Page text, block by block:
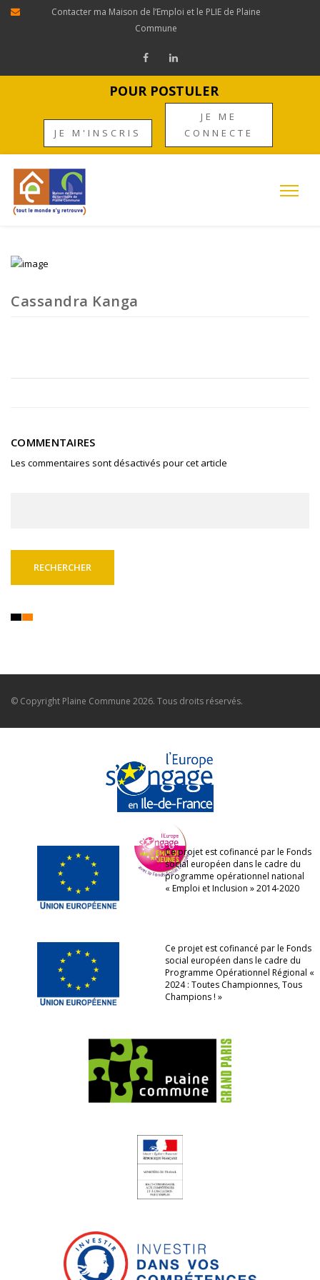
Contacter ma Maison de l’Emploi et le PLIE de Plaine
Commune
POUR POSTULER
JE M'INSCRIS
JE ME
CONNECTE
Cassandra Kanga
COMMENTAIRES
Les commentaires sont désactivés pour cet article
© Copyright Plaine Commune 2026. Tous droits réservés.
Ce projet est cofinancé par le Fonds
social européen dans le cadre du
programme opérationnel national
« Emploi et Inclusion » 2014-2020
Ce projet est cofinancé par le Fonds
social européen dans le cadre du
Programme Opérationnel Régional «
2024 : Toutes Championnes, Tous
Champions ! »